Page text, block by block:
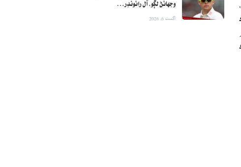
وجهائڻ لڳو، آل رائونڊر…
اگست 6, 2026